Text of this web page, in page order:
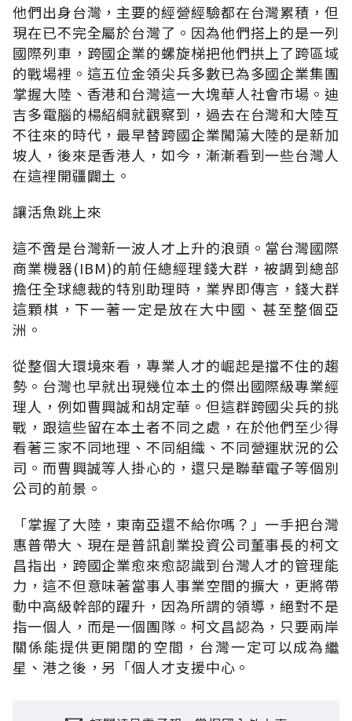
他們出身台灣，主要的經營經驗都在台灣累積，但
現在已不完全屬於台灣了。因為他們搭上的是一列
國際列車，跨國企業的螺旋梯把他們拱上了跨區域
的戰場裡。這五位金領尖兵多數已為多國企業集團
掌握大陸、香港和台灣這一大塊華人社會市場。迪
吉多電腦的楊紹綱就觀察到，過去在台灣和大陸互
不往來的時代，最早替跨國企業闖蕩大陸的是新加
坡人，後來是香港人，如今，漸漸看到一些台灣人
在這裡開疆闢土。
讓活魚跳上來
這不啻是台灣新一波人才上升的浪頭。當台灣國際
商業機器(IBM)的前任總經理錢大群，被調到總部
擔任全球總裁的特別助理時，業界即傳言，錢大群
這顆棋，下一著一定是放在大中國、甚至整個亞
洲。
從整個大環境來看，專業人才的崛起是擋不住的趨
勢。台灣也早就出現幾位本土的傑出國際級專業經
理人，例如曹興誠和胡定華。但這群跨國尖兵的挑
戰，跟這些留在本土者不同之處，在於他們至少得
看著三家不同地理、不同組織、不同營運狀況的公
司。而曹興誠等人掛心的，還只是聯華電子等個別
公司的前景。
「掌握了大陸，東南亞還不給你嗎？」一手把台灣
惠普帶大、現在是普訊創業投資公司董事長的柯文
昌指出，跨國企業愈來愈認識到台灣人才的管理能
力，這不但意味著當事人事業空間的擴大，更將帶
動中高級幹部的躍升，因為所謂的領導，絕對不是
指一個人，而是一個團隊。柯文昌認為，只要兩岸
關係能提供更開闊的空間，台灣一定可以成為繼
星、港之後，另「個人才支援中心。